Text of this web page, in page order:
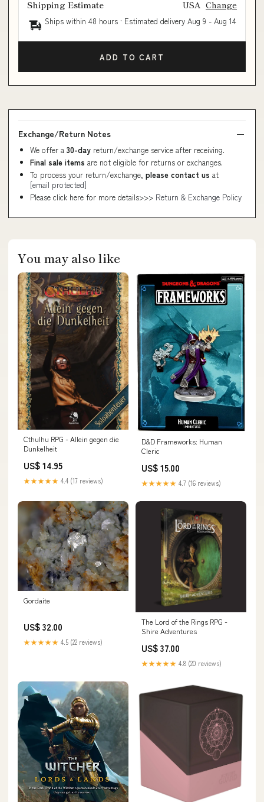
Shipping Estimate USA Change
Ships within 48 hours · Estimated delivery Aug 9 - Aug 14
ADD TO CART
Exchange/Return Notes
We offer a 30-day return/exchange service after receiving.
Final sale items are not eligible for returns or exchanges.
To process your return/exchange, please contact us at
[email protected]
Please click here for more details>>> Return & Exchange Policy
You may also like
Cthulhu RPG - Allein gegen die
Dunkelheit
US$ 14.95
★★★★★ 4.4 (17 reviews)
D&D Frameworks: Human
Cleric
US$ 15.00
★★★★★ 4.7 (16 reviews)
Gordaite
US$ 32.00
★★★★★ 4.5 (22 reviews)
The Lord of the Rings RPG -
Shire Adventures
US$ 37.00
★★★★★ 4.8 (20 reviews)